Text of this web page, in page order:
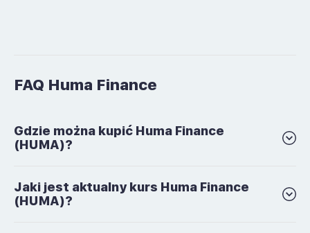
FAQ Huma Finance
Gdzie można kupić Huma Finance
(HUMA)?
Jaki jest aktualny kurs Huma Finance
(HUMA)?